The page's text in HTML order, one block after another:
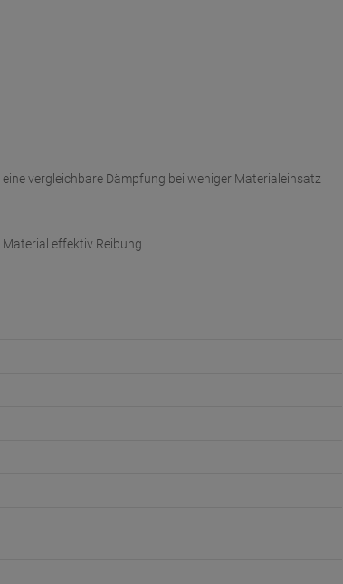
vergleichbare Dämpfung bei weniger Materialeinsatz
effektiv Reibung